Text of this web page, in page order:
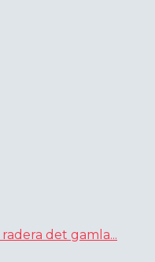
det gamla...